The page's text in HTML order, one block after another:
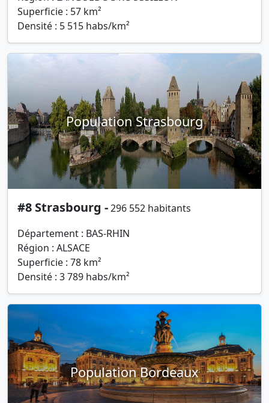
Superficie : 57 km²
Densité : 5 515 habs/km²
Population Strasbourg
#8 Strasbourg -296 552 habitants
Département : BAS-RHIN
Région : ALSACE
Superficie : 78 km²
Densité : 3 789 habs/km²
Population Bordeaux